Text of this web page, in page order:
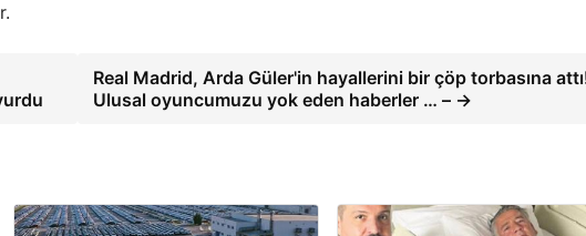
Real Madrid, Arda Güler'in hayallerini bir çöp torbasına
Ulusal oyuncumuzu yok eden haberler … – →